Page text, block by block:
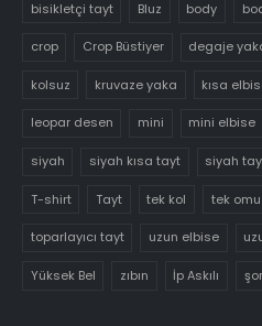
bisikletçi tayt Bluz body
crop Crop Büstiyer degaje
kolsuz kruvaze yaka kısa
leopar desen mini mini elbise
siyah siyah kısa tayt siyah
T-shirt Tayt tek kol tek
toparlayıcı tayt uzun elbise
Yüksek Bel zıbın İp Askılı